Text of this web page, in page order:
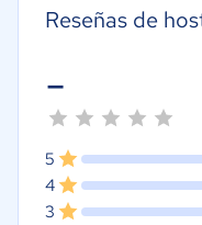
Reseñas de
-
5
4
3